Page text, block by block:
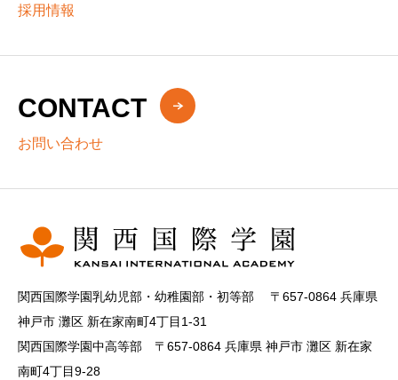
採用情報
CONTACT
お問い合わせ
関西国際学園乳幼児部・幼稚園部・初等部 〒657-0864 兵庫県
神戸市 灘区 新在家南町4丁目1-31
関西国際学園中高等部 〒657-0864 兵庫県 神戸市 灘区 新在家
南町4丁目9-28